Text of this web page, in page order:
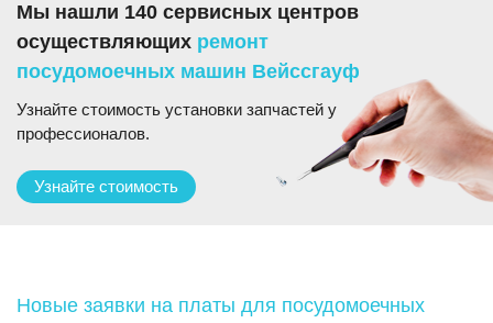
Мы нашли 140 сервисных центров
осуществляющих ремонт
посудомоечных машин Вейссгауф
Узнайте стоимость установки запчастей у
профессионалов.
Узнайте стоимость
Новые заявки на платы для посудомоечных